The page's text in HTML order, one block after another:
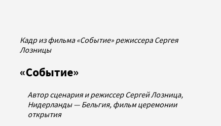
Кадр из фильма «Событие» режиссера Сергея
Лозницы
«Событие»
Автор сценария и режиссер Сергей Лозница,
Нидерланды — Бельгия, фильм церемонии
открытия